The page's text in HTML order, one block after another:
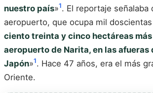
nuestro país»1. El reportaje señalaba
aeropuerto, que ocupa mil
ciento treinta y cinco hectáreas
aeropuerto de Narita, en las afueras
Japón»1. Hace 47 años, era el más
Oriente.